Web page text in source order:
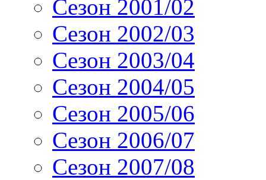
Сезон 2001/02
Сезон 2002/03
Сезон 2003/04
Сезон 2004/05
Сезон 2005/06
Сезон 2006/07
Сезон 2007/08